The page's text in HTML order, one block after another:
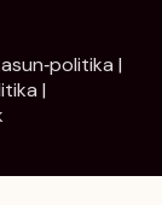
|
|